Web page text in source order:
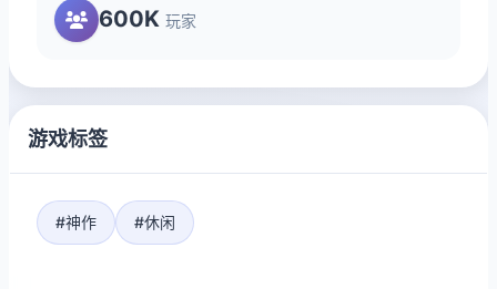
600K 玩家
游戏标签
#神作 #休闲